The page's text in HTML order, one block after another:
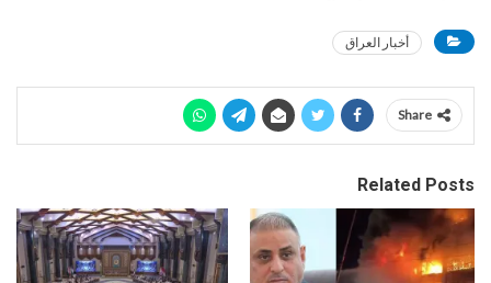
أخبار العراق
Share
Related Posts